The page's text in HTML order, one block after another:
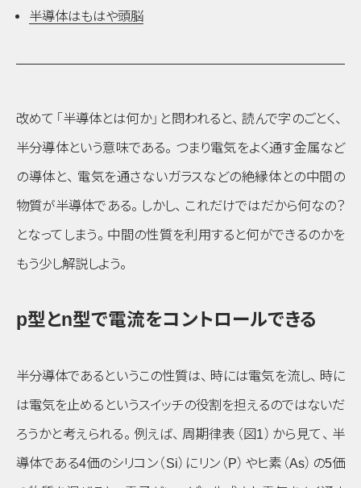
半導体はもはや頭脳
改めて 「半導体とは何か」 と問われると、 読んで字のごとく、
半分導体という意味である。 つまり電気をよく通す金属など
の導体と、 電気を通さないガラスなどの絶縁体との中間の
物質が半導体である。 しかし、 これだけではだから何なの？
となってしまう。 中間の性質を利用すると何ができるのかを
もう少し解説しよう。
p型とn型で電流をコントロールできる
半分導体であるというこの性質は、 時には電気を流し、 時に
は電気を止めるというスイッチの役割を担えるのではないだ
ろうかと考えられる。 例えば、 周期律表 （図1） から見て、 半
導体である4価のシリコン （Si） にリン （P） やヒ素 （As） の5価